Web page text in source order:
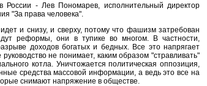
- Лев Пономарев, исполнительный директор
"За права человека".
и снизу, и сверху, потому что фашизм затребован
реформы, они в тупике во многом. В частности,
доходов богатых и бедных. Все это напрягает
не понимает, каким образом "стравливать"
котла. Уничтожается политическая оппозиция,
средства массовой информации, а ведь это все на
снимают напряжение в обществе.